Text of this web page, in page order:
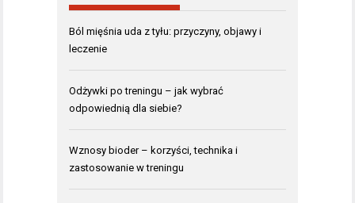
Ból mięśnia uda z tyłu: przyczyny, objawy i
leczenie
Odżywki po treningu – jak wybrać
odpowiednią dla siebie?
Wznosy bioder – korzyści, technika i
zastosowanie w treningu